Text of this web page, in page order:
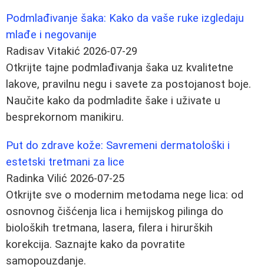
Podmlađivanje šaka: Kako da vaše ruke izgledaju
mlađe i negovanije
Radisav Vitakić 2026-07-29
Otkrijte tajne podmlađivanja šaka uz kvalitetne
lakove, pravilnu negu i savete za postojanost boje.
Naučite kako da podmladite šake i uživate u
besprekornom manikiru.
Put do zdrave kože: Savremeni dermatološki i
estetski tretmani za lice
Radinka Vilić 2026-07-25
Otkrijte sve o modernim metodama nege lica: od
osnovnog čišćenja lica i hemijskog pilinga do
bioloških tretmana, lasera, filera i hirurških
korekcija. Saznajte kako da povratite
samopouzdanje.